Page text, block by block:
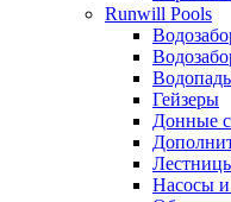
Runwill Pools
Гейзеры
Донные
Насосы